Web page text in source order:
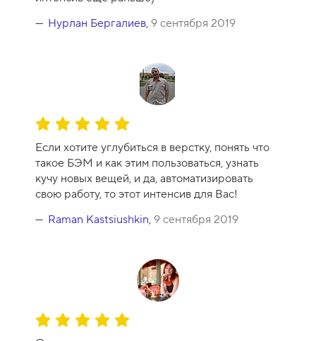
к
а
1
0
Нурлан Бергалиев, 9 сентября 2019
О
е
н
к
а
к
0
Если хотите углубиться в верстку, понять что
такое БЭМ и как этим пользоваться, узнать
кучу новых вещей, и да, автоматизировать
свою работу, то этот интенсив для Вас!
Raman Kastsiushkin, 9 сентября 2019
О